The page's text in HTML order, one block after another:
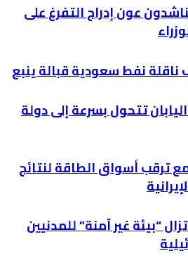
عون إدراج التفرغ على
نفط سعودية قبالة ينبع
تتحول بسرعة إلى دولة
ترقب أسواق الطاقة لنتائج
“بيئة غير آمنة” للمدنيين